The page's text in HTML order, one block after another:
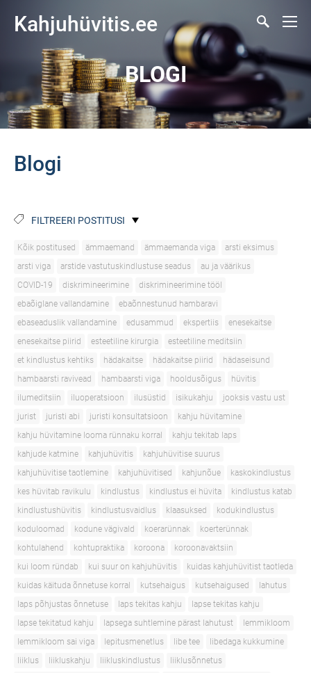
Kahjuhüvitis.ee
BLOGI
Blogi
FILTREERI POSTITUSI
Kõik postitused ämmaemand ämmaemanda viga
arsti eksimus
arsti viga
arstide vastutuskindlustuse seadus
au ja väärikus
COVID-19
diskrimineerimine
diskrimineerimine tööl
ebaõiglane vallandamine
ebaõnnestunud hambaravi
ebaseaduslik vallandamine
edusammud ekspertiis
enesekaitse
enesekaitse piirid
esteetiline kirurgia
esteetiline meditsiin
et kindlustus kehtiks
hädakaitse hädakaitse piirid
hädaseisund
hambaarsti ravivead
hambaarsti viga hooldusõigus
hüvitis
ilumeditsiin
iluoperatsioon ilusüstid isikukahju
jooksis vastu ust
jurist
juristi abi juristi konsultatsioon
kahju hüvitamine
kahju hüvitamine looma rünnaku korral
kahju tekitab laps
kahjude katmine
kahjuhüvitis
kahjuhüvitise suurus
kahjuhüvitise taotlemine
kahjuhüvitised kahjunõue
kaskokindlustus
kes hüvitab ravikulu
kindlustus kindlustus ei hüvita
kindlustus katab
kindlustushüvitis
kindlustusvaidlus klaasuksed
kodukindlustus
koduloomad
kodune vägivald koerarünnak
koerterünnak
kohtulahend
kohtupraktika koroona
koroonavaktsiin
kui loom ründab
kui suur on kahjuhüvitis
kuidas kahjuhüvitist taotleda
kuidas käituda õnnetuse korral
kutsehaigus kutsehaigused
lahutus
laps põhjustas õnnetuse
laps tekitas kahju
lapse tekitas kahju
lapse tekitatud kahju
lapsega suhtlemine pärast lahutust
lemmikloom
lemmikloom sai viga
lepitusmenetlus libe tee
libedaga kukkumine
liiklus
liikluskahju liikluskindlustus
liiklusõnnetus